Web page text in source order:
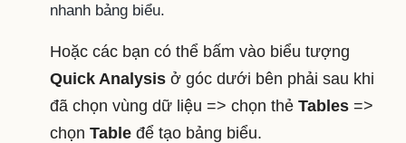
nhanh bảng biểu.
Hoặc các bạn có thể bấm vào biểu tượng
Quick Analysis ở góc dưới bên phải sau khi
đã chọn vùng dữ liệu => chọn thẻ Tables =>
chọn Table để tạo bảng biểu.